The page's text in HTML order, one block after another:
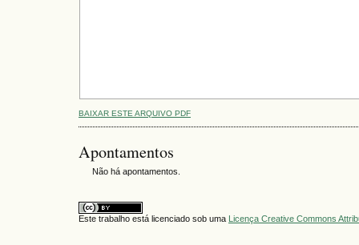
BAIXAR ESTE ARQUIVO PDF
Apontamentos
Não há apontamentos.
Este trabalho está licenciado sob uma Licença Creative Commons